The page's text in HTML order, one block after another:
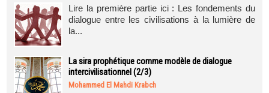
Lire la première partie ici : Les fondements du
dialogue entre les civilisations à la lumière de
la...
La sira prophétique comme modèle de dialogue
intercivilisationnel (2/3)
Mohammed El Mahdi Krabch